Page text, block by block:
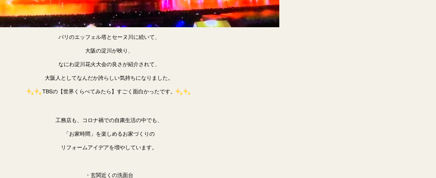
パリのエッフェル塔とセーヌ川に続いて、
大阪の淀川が映り、
なにわ淀川花火大会の良さが紹介されて、
大阪人としてなんだか誇らしい気持ちになりました。
TBSの【世界くらべてみたら】すごく面白かったです。
工務店も、コロナ禍での自粛生活の中でも、
「お家時間」を楽しめるお家づくりの
リフォームアイデアを増やしています。
・玄関近くの洗面台